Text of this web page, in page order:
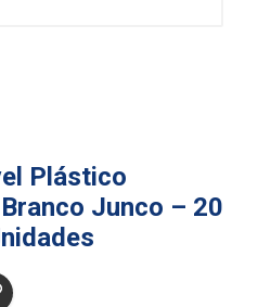
Plástico
Junco – 20